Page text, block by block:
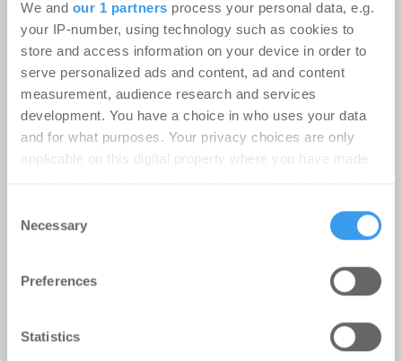
We and our 1 partners process your personal data, e.g.
your IP-number, using technology such as cookies to
store and access information on your device in order to
serve personalized ads and content, ad and content
measurement, audience research and services
development. You have a choice in who uses your data
and for what purposes. Your privacy choices are only
applicable on this digital property where you have made
the Privacy trigger icon.
Find out more about how your personal data is processed
and set your preferences in the
We use cookies to personalise content and ads, to
provide social media features and to analyse our traffic.
Selection
Necessary
Preferences
Statistics
Erster Spatenstich für neuen
Schulcampus Eberswalde-Finow
-07.07.2026
kostenlosen Account, um auf die neusten ...
MÖHRLE HAPP LUTHER berät Beds
and Bars bei Hotelübernahme am